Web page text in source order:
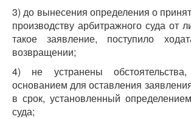
3) до вынесения определения о
производству арбитражного суда от
такое заявление, поступило
возвращении;
4) не устранены
основанием для оставления
в срок, установленный
суда;